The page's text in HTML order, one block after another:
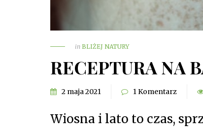
in BLIŻEJ NATURY
RECEPTURA NA
2 maja 2021 1 Komentarz
Wiosna i lato to czas,